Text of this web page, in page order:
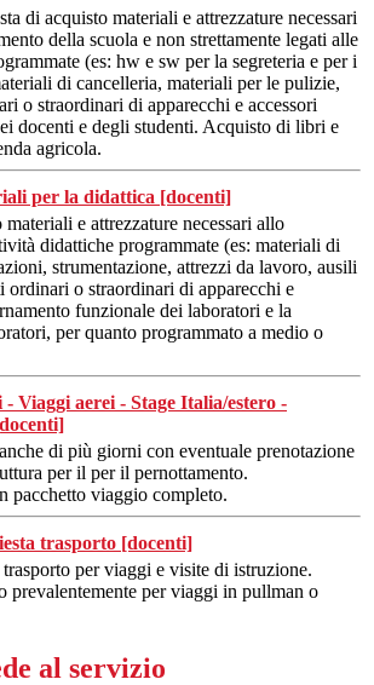
di acquisto materiali e attrezzature necessari
della scuola e non strettamente legati alle
(es: hw e sw per la segreteria e per i
di cancelleria, materiali per le pulizie,
o straordinari di apparecchi e accessori
docenti e degli studenti. Acquisto di libri e
agricola.
per la didattica [docenti]
e attrezzature necessari allo
didattiche programmate (es: materiali di
strumentazione, attrezzi da lavoro, ausili
ordinari o straordinari di apparecchi e
funzionale dei laboratori e la
per quanto programmato a medio o
Viaggi aerei - Stage Italia/estero -
di più giorni con eventuale prenotazione
per il per il pernottamento.
pacchetto viaggio completo.
trasporto [docenti]
per viaggi e visite di istruzione.
prevalentemente per viaggi in pullman o
al servizio